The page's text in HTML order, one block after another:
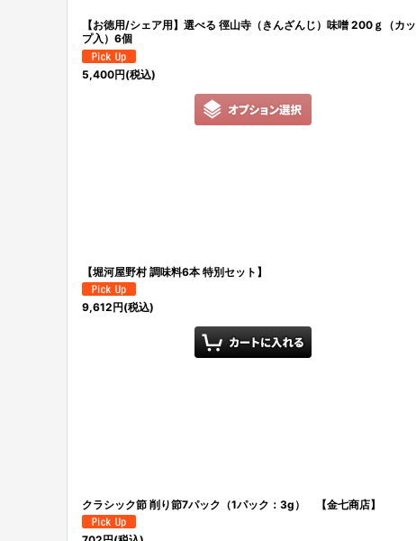
【お徳用/シェア用】選べる 徑山寺（きんざんじ）味噌 200ｇ（カッ
プ入）6個
5,400円(税込)
【堀河屋野村 調味料6本 特別セット】
9,612円(税込)
クラシック節 削り節7パック（1パック：3g） 【金七商店】